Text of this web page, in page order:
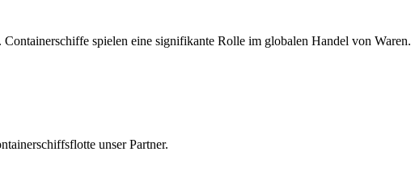
spielen eine signifikante Rolle im globalen Handel von Waren.
unser Partner.